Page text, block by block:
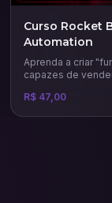
Curso Rocket
Automation
Aprenda a criar
capazes de
dia com uma
R$ 47,00